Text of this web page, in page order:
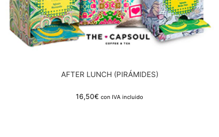
AFTER LUNCH (PIRÁMIDES)
16,50€ con IVA incluido